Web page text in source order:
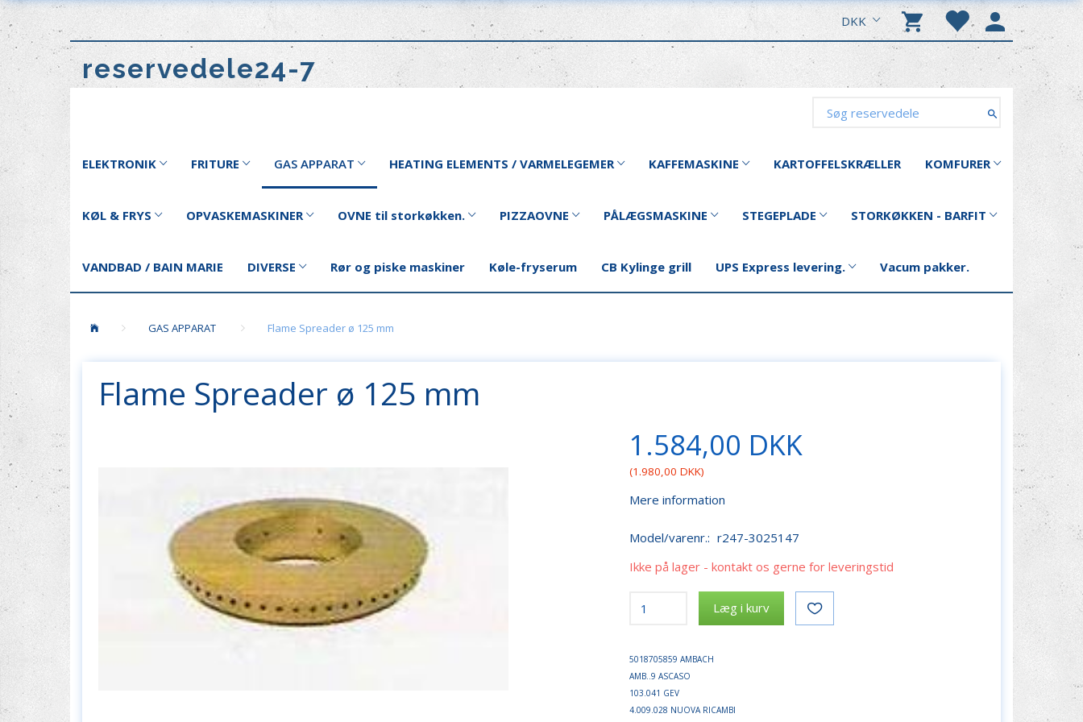
DKK
reservedele24-7
ELEKTRONIK FRITURE GAS APPARAT HEATING ELEMENTS / VARMELEGEMER KAFFEMASKINE KARTOFFELSKRÆLLER KOMFURER
KØL & FRYS OPVASKEMASKINER OVNE til storkøkken. PIZZAOVNE PÅLÆGSMASKINE STEGEPLADE STORKØKKEN - BARFIT
VANDBAD / BAIN MARIE DIVERSE Rør og piske maskiner Køle-fryserum CB Kylinge grill UPS Express levering. Vacum pakker.
GAS APPARAT Flame Spreader ø 125 mm
Flame Spreader ø 125 mm
1.584,00 DKK
(1.980,00 DKK)
Mere information
Model/varenr.: r247-3025147
Ikke på lager - kontakt os gerne for leveringstid
Læg i kurv
5018705859 AMBACH
AMB..9 ASCASO
103.041 GEV
4.009.028 NUOVA RICAMBI